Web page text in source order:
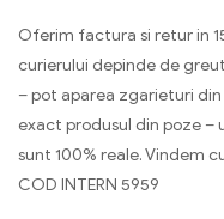
Oferim factura si retur in
curierului depinde de
– pot aparea zgarieturi
exact produsul din poze –
sunt 100% reale. Vindem
COD INTERN 5959